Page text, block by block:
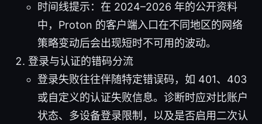
时间线提示：在 2024–2026 年的公开资料
中，Proton 的客户端入口在不同地区的网络
策略变动后会出现短时不可用的波动。
登录与认证的错码分流
登录失败往往伴随特定错误码，如 401、403
或自定义的认证失败信息。诊断时应对比账户
状态、多设备登录限制，以及是否启用二次认